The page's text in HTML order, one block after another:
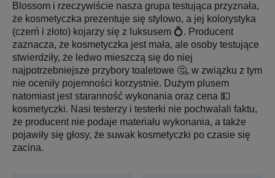
Blossom i rzeczywiście nasza grupa testująca przyznała,
że kosmetyczka prezentuje się stylowo, a jej kolorystyka
(czerń i złoto) kojarzy się z luksusem 💍. Producent
zaznacza, że kosmetyczka jest mała, ale osoby testujące
stwierdziły, że ledwo mieszczą się do niej
najpotrzebniejsze przybory toaletowe 🤔, w związku z tym
nie oceniły pojemności korzystnie. Dużym plusem
natomiast jest staranność wykonania oraz cena 💵
kosmetyczki. Nasi testerzy i testerki nie pochwalali faktu,
że producent nie podaje materiału wykonania, a także
pojawiły się głosy, że suwak kosmetyczki po czasie się
zacina.